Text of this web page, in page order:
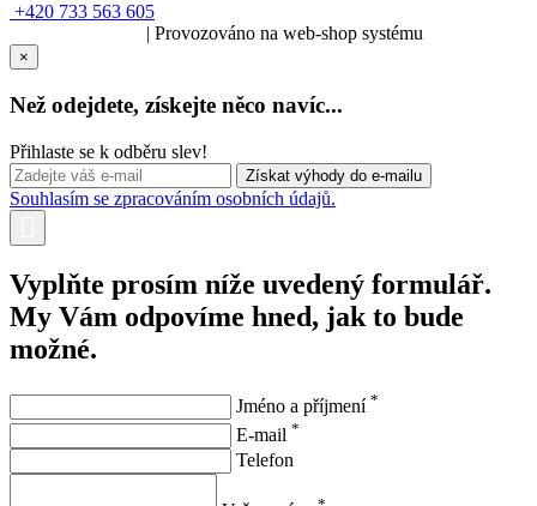
+420 733 563 605
| Provozováno na web-shop systému
×
Než odejdete, získejte něco navíc...
Přihlaste se k odběru slev!
Souhlasím se zpracováním osobních údajů.
Vyplňte prosím níže uvedený formulář.
My Vám odpovíme hned, jak to bude
možné.
Jméno a příjmení *
E-mail *
Telefon